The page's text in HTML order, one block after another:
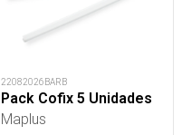
22082026BARB
Pack Cofix 5 Unidades
Maplus